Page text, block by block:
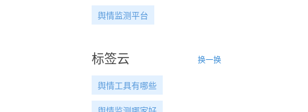
舆情监测平台
标签云 换一换
舆情工具有哪些